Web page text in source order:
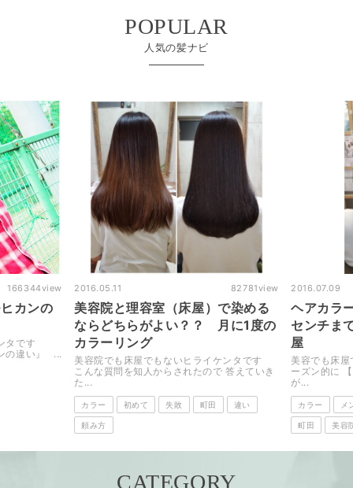
POPULAR
人気の髪ナビ
166344view
カンの
タです
の違い』 ...
2016.05.11 82781view
美容院と理容室（床屋）で染める
ならどちらがよい？？ 月に1度の
カラーリング
美容院でも床屋でもないヒライケンタです
こんな質問を知人からされたので 答えていき
た...
カラー 初めて 失敗 町田 違い
頼み方
2016.07.09
ヘアカラ
センチま
屋
美容でも床
ーズン的に
が...
カラー メ
町田 美容
CATEGORY